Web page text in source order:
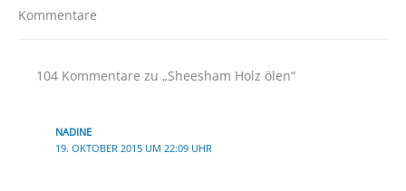
Kommentare
104 Kommentare zu „Sheesham Holz ölen“
NADINE
19. OKTOBER 2015 UM 22:09 UHR